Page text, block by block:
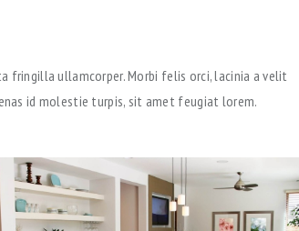
fringilla ullamcorper. Morbi felis orci, lacinia a velit
id molestie turpis, sit amet feugiat lorem.